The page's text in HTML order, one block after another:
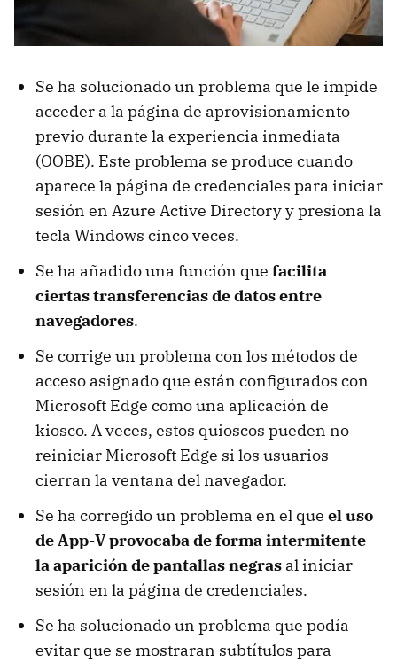
Se ha solucionado un problema que le impide
acceder a la página de aprovisionamiento
previo durante la experiencia inmediata
(OOBE). Este problema se produce cuando
aparece la página de credenciales para iniciar
sesión en Azure Active Directory y presiona la
tecla Windows cinco veces.
Se ha añadido una función que facilita
ciertas transferencias de datos entre
navegadores.
Se corrige un problema con los métodos de
acceso asignado que están configurados con
Microsoft Edge como una aplicación de
kiosco. A veces, estos quioscos pueden no
reiniciar Microsoft Edge si los usuarios
cierran la ventana del navegador.
Se ha corregido un problema en el que el uso
de App-V provocaba de forma intermitente
la aparición de pantallas negras al iniciar
sesión en la página de credenciales.
Se ha solucionado un problema que podía
evitar que se mostraran subtítulos para